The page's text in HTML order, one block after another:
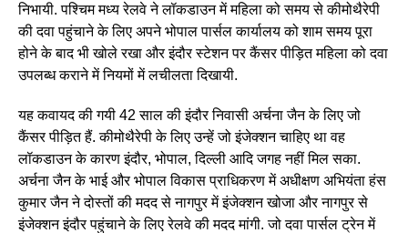
निभायी. पश्चिम मध्य रेलवे ने लॉकडाउन में महिला को समय से कीमोथैरेपी
की दवा पहुंचाने के लिए अपने भोपाल पार्सल कार्यालय को शाम समय पूरा
होने के बाद भी खोले रखा और इंदौर स्टेशन पर कैंसर पीड़ित महिला को दवा
उपलब्ध कराने में नियमों में लचीलता दिखायी.
यह कवायद की गयी 42 साल की इंदौर निवासी अर्चना जैन के लिए जो
कैंसर पीड़ित हैं. कीमोथैरेपी के लिए उन्हें जो इंजेक्शन चाहिए था वह
लॉकडाउन के कारण इंदौर, भोपाल, दिल्ली आदि जगह नहीं मिल सका.
अर्चना जैन के भाई और भोपाल विकास प्राधिकरण में अधीक्षण अभियंता हंस
कुमार जैन ने दोस्तों की मदद से नागपुर में इंजेक्शन खोजा और नागपुर से
इंजेक्शन इंदौर पहुंचाने के लिए रेलवे की मदद मांगी. जो दवा पार्सल ट्रेन में